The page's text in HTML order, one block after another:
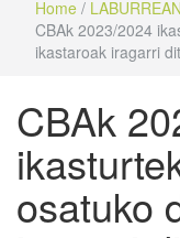
Home / LABURREAN
CBAk 2023/2024
ikastaroak iragarri
CBAk
osatuko